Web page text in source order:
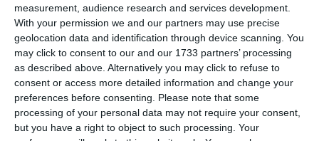
measurement, audience research and services development.
With your permission we and our partners may use precise
geolocation data and identification through device scanning. You
may click to consent to our and our 1733 partners’ processing
as described above. Alternatively you may click to refuse to
consent or access more detailed information and change your
preferences before consenting.
Please note that some
processing of your personal data may not require your consent,
but you have a right to object to such processing. Your
„Scopul Legii salarizării n-a fost să creştem salariile
pentru toată lumea. Bineînţeles că sunt o grămadă de
discuţii tehnice pe sporuri care devin salarii. Sper să
ajungem, într-un mod structurat, să rezolvăm toate
aceste probleme tehnice în două luni şi jumătate cât
mai avem”, a spus Nicuşor Dan.